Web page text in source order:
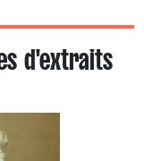
d'extraits